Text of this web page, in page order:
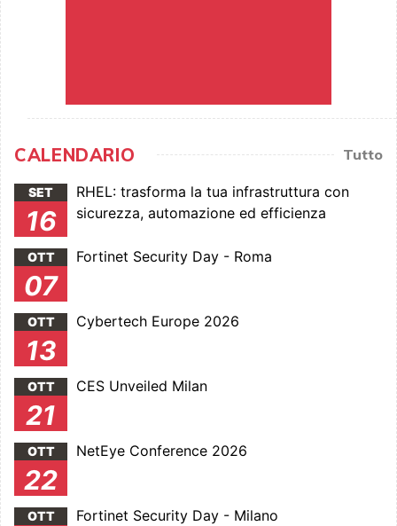
CALENDARIO Tutto
SET
16
RHEL: trasforma la tua infrastruttura con
sicurezza, automazione ed efficienza
OTT
07
Fortinet Security Day - Roma
OTT
13
Cybertech Europe 2026
OTT
21
CES Unveiled Milan
OTT
22
NetEye Conference 2026
OTT Fortinet Security Day - Milano